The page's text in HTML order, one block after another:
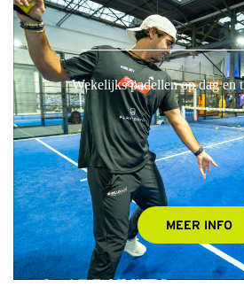
Wekelijks padellen op dag en
MEER INFO